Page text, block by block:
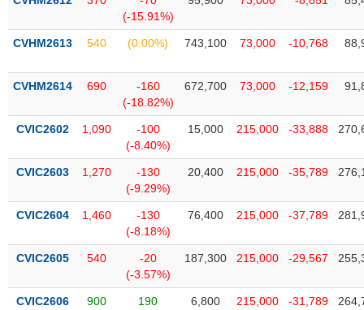
(-15.91%)
CVHM2613 540 (0.00%) 743,100 73,000 -10,768
CVHM2614 690
-160
(-18.82%)
672,700 73,000 -12,159
CVIC2602 1,090
-100
(-8.40%)
15,000 215,000 -33,888
CVIC2603 1,270
-130
(-9.29%)
20,400 215,000 -35,789
CVIC2604 1,460
-130
(-8.18%)
76,400 215,000 -37,789
CVIC2605 540
-20
(-3.57%)
187,300 215,000 -29,567
CVIC2606 900
190
6,800 215,000 -31,789
Truyền
tài
chính
Dữ
tài
chính